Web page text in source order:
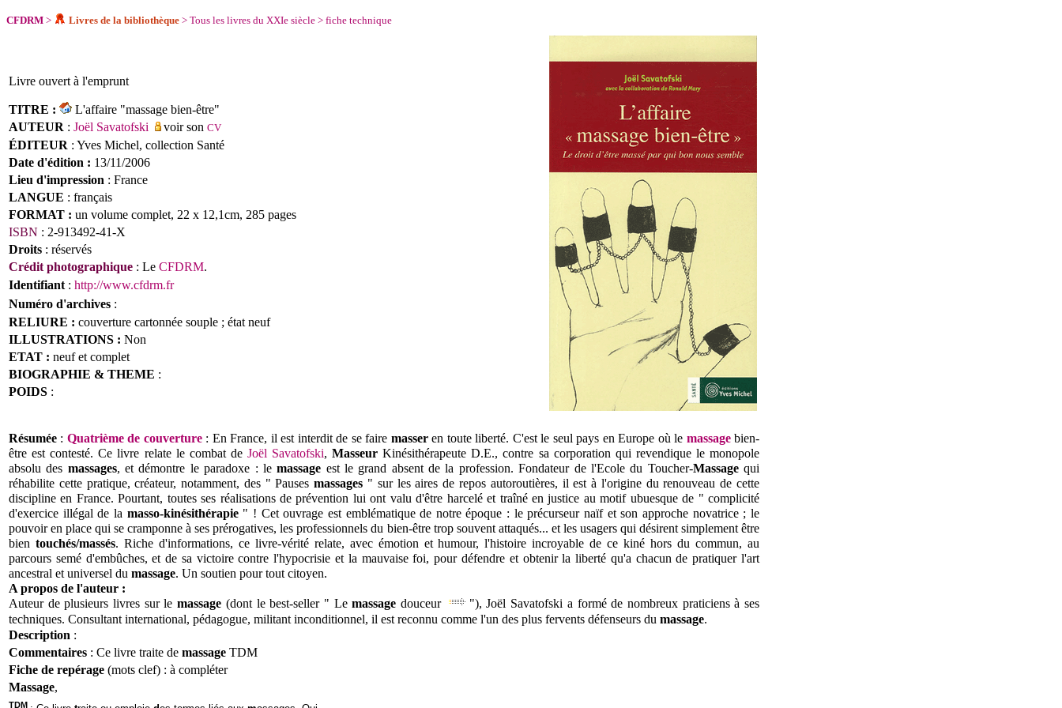
CFDRM > Livres de la bibliothèque > Tous les livres du XXIe siècle > fiche technique
Livre ouvert à l'emprunt
TITRE :
L'affaire "massage bien-être"
AUTEUR : Joël Savatofski voir son CV
ÉDITEUR : Yves Michel, collection Santé
Date d'édition : 13/11/2006
Lieu d'impression : France
LANGUE : français
FORMAT : un volume complet, 22 x 12,1cm, 285 pages
ISBN : 2-913492-41-X
Droits : réservés
Crédit photographique : Le CFDRM.
Identifiant : http://www.cfdrm.fr
Numéro d'archives :
RELIURE : couverture cartonnée souple ; état neuf
ILLUSTRATIONS : Non
ETAT : neuf et complet
BIOGRAPHIE & THEME :
POIDS :
Résumée : Quatrième de couverture: En France, il est interdit de se faire masseren toute liberté. C'est le seul pays en Europe où le massagebien-
être est contesté. Ce livre relate le combat de Joël Savatofski,Masseur Kinésithérapeute D.E., contre sa corporation qui revendique le monopole
absolu des massages, et démontre le paradoxe : lemassage est le grand absent de la profession. Fondateur de l'Ecole du Toucher-Massagequi
réhabilite cette pratique, créateur, notamment, des " Pausesmassages " sur les aires de repos autoroutières, il est à l'origine du renouveau de cette
discipline en France. Pourtant, toutes ses réalisations de prévention lui ont valu d'être harcelé et traîné en justice au motif ubuesque de " complicité
d'exercice illégal de la masso-kinésithérapie" ! Cet ouvrage est emblématique de notre époque : le précurseur naïf et son approche novatrice ; le
pouvoir en place qui se cramponne à ses prérogatives, les professionnels du bien-être trop souvent attaqués... et les usagers qui désirent simplement être
bien touchés/massés. Riche d'informations, ce livre-vérité relate, avec émotion et humour, l'histoire incroyable de ce kiné hors du commun, au
parcours semé d'embûches, et de sa victoire contre l'hypocrisie et la mauvaise foi, pour défendre et obtenir la liberté qu'a chacun de pratiquer l'art
ancestral et universel du massage. Un soutien pour tout citoyen.
A propos de l'auteur :
Auteur de plusieurs livres sur lemassage (dont le best-seller " Lemassage douceur
"), Joël Savatofski a formé de nombreux praticiens à ses
techniques. Consultant international, pédagogue, militant inconditionnel, il est reconnu comme l'un des plus fervents défenseurs du massage.
Description :
Commentaires : Ce livre traite de massage TDM
Fiche de repérage (mots clef) : à compléter
Massage,
TDM